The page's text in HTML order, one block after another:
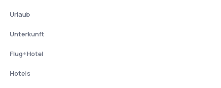
Urlaub
Unterkunft
Flug+Hotel
Hotels